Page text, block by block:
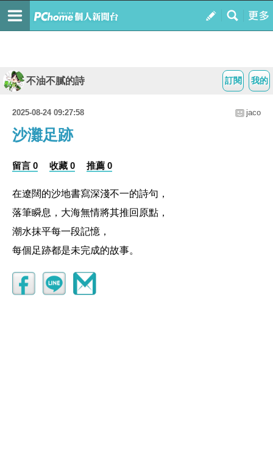
我的
訂閱
不油不膩的詩
2025-08-24 09:27:58 jaco
沙灘足跡
留言 0 收藏 0 推薦 0
在遼闊的沙地書寫深淺不一的詩句，
落筆瞬息，大海無情將其推回原點，
潮水抹平每一段記憶，
每個足跡都是未完成的故事。